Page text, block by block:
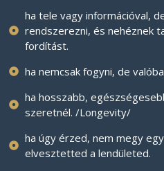
ha tele vagy információval,
rendszerezni, és nehéznek
fordítást.
ha nemcsak fogyni, de
ha hosszabb,
szeretnél. /Longevity/
ha úgy érzed, nem megy
elvesztetted a lendületed.